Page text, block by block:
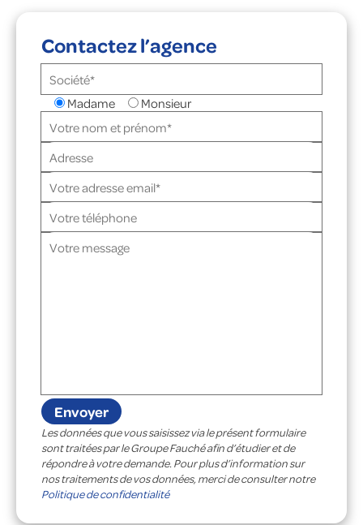
Contactez l’agence
Madame Monsieur
Les données que vous saisissez via le présent formulaire
sont traitées par le Groupe Fauché afin d’étudier et de
répondre à votre demande. Pour plus d’information sur
nos traitements de vos données, merci de consulter notre
Politique de confidentialité